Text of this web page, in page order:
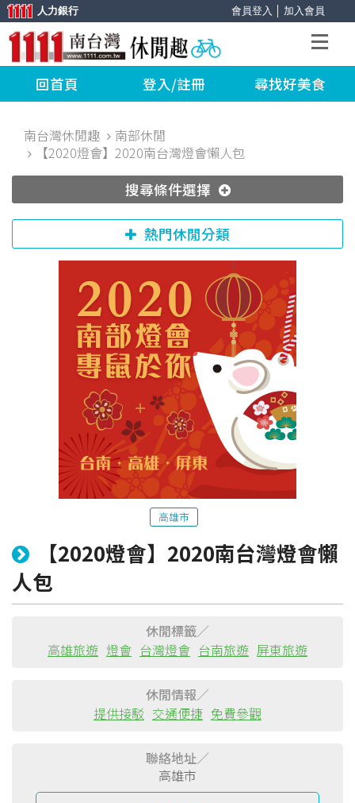
會員登入 加入會員
人力銀行
回首頁 登入/註冊 尋找好美食
南台灣休閒趣
南部休閒
【2020燈會】2020南台灣燈會懶人包
搜尋條件選擇
熱門休閒分類
高雄市
【2020燈會】2020南台灣燈會懶
人包
休閒標籤／
高雄旅遊 燈會 台灣燈會 台南旅遊 屏東旅遊
休閒情報／
提供接駁 交通便捷 免費參觀
聯絡地址／
高雄市